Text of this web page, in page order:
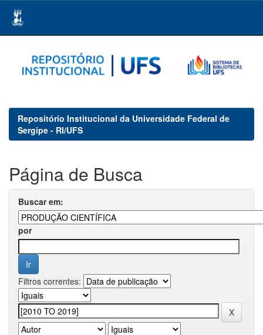
navigation
Repositório Institucional da Universidade Federal de
Sergipe - RI/UFS
Página de Busca
Buscar em:
por
Filtros correntes: